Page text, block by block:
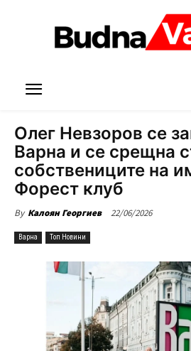
Олег Невзоров се
Варна и се срещна
собствениците на
Форест клуб
By Калоян Георгиев 22/06/2026
Варна Топ Новини